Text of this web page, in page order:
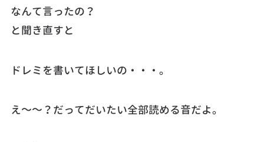
なんて言ったの？
と聞き直すと
ドレミを書いてほしいの・・・。
え～～？だってだいたい全部読める音だよ。